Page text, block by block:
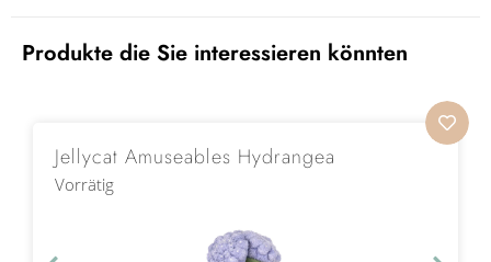
Produkte die Sie interessieren könnten
Jellycat Amuseables Hydrangea
Vorrätig